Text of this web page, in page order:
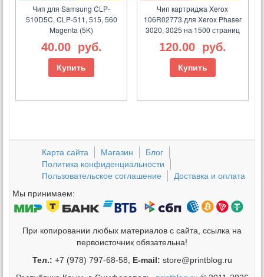
Чип для Samsung CLP-
510D5C, CLP-511, 515, 560
Magenta (5K)
40.00 руб.
Купить
Чип картриджа Xerox
106R02773 для Xerox Phaser
3020, 3025 на 1500 страниц
120.00 руб.
Купить
Карта сайта Магазин
Блог
Политика конфиденциальности
Пользовательское соглашение
Доставка и оплата
Мы принимаем:
При копировании любых материалов с сайта, ссылка на
первоисточник обязательна!
Тел.: +7 (978) 797-68-58, E-mail: store@printblog.ru